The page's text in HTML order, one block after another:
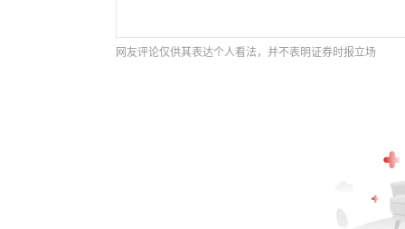
网友评论仅供其表达个人看法，并不表明证券时报立场